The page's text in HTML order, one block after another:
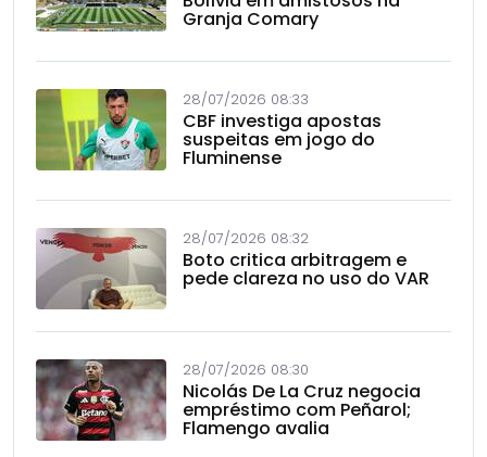
Granja Comary
28/07/2026 08:33
CBF investiga apostas
suspeitas em jogo do
Fluminense
28/07/2026 08:32
Boto critica arbitragem e
pede clareza no uso do VAR
28/07/2026 08:30
Nicolás De La Cruz negocia
empréstimo com Peñarol;
Flamengo avalia